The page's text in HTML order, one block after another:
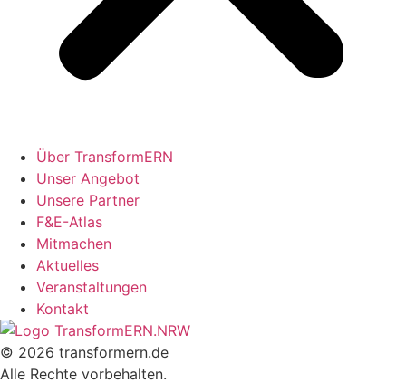
Über TransformERN
Unser Angebot
Unsere Partner
F&E-Atlas
Mitmachen
Aktuelles
Veranstaltungen
Kontakt
© 2026 transformern.de
Alle Rechte vorbehalten.